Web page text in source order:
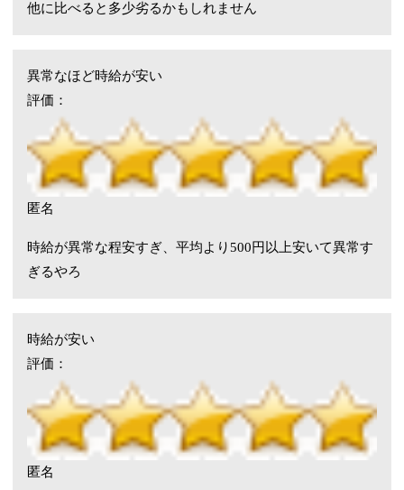
他に比べると多少劣るかもしれません
異常なほど時給が安い
評価：
匿名
時給が異常な程安すぎ、平均より500円以上安いて異常す
ぎるやろ
時給が安い
評価：
匿名